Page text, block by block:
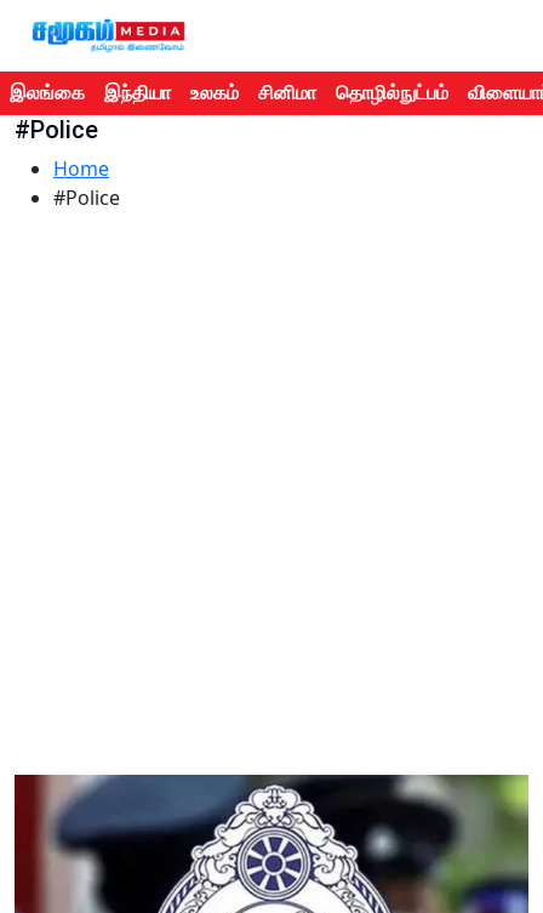
இலங்கை இந்தியா உலகம் சினிமா தொழில்நுட்பம்
#Police
Home
#Police